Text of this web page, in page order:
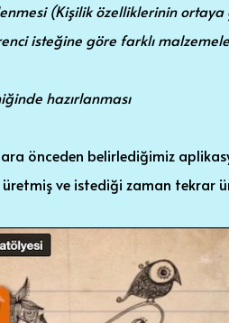
(Kişilik özelliklerinin ortaya
isteğine göre farklı
hazırlanması
önceden belirlediğimiz
ve istediği zaman tekrar